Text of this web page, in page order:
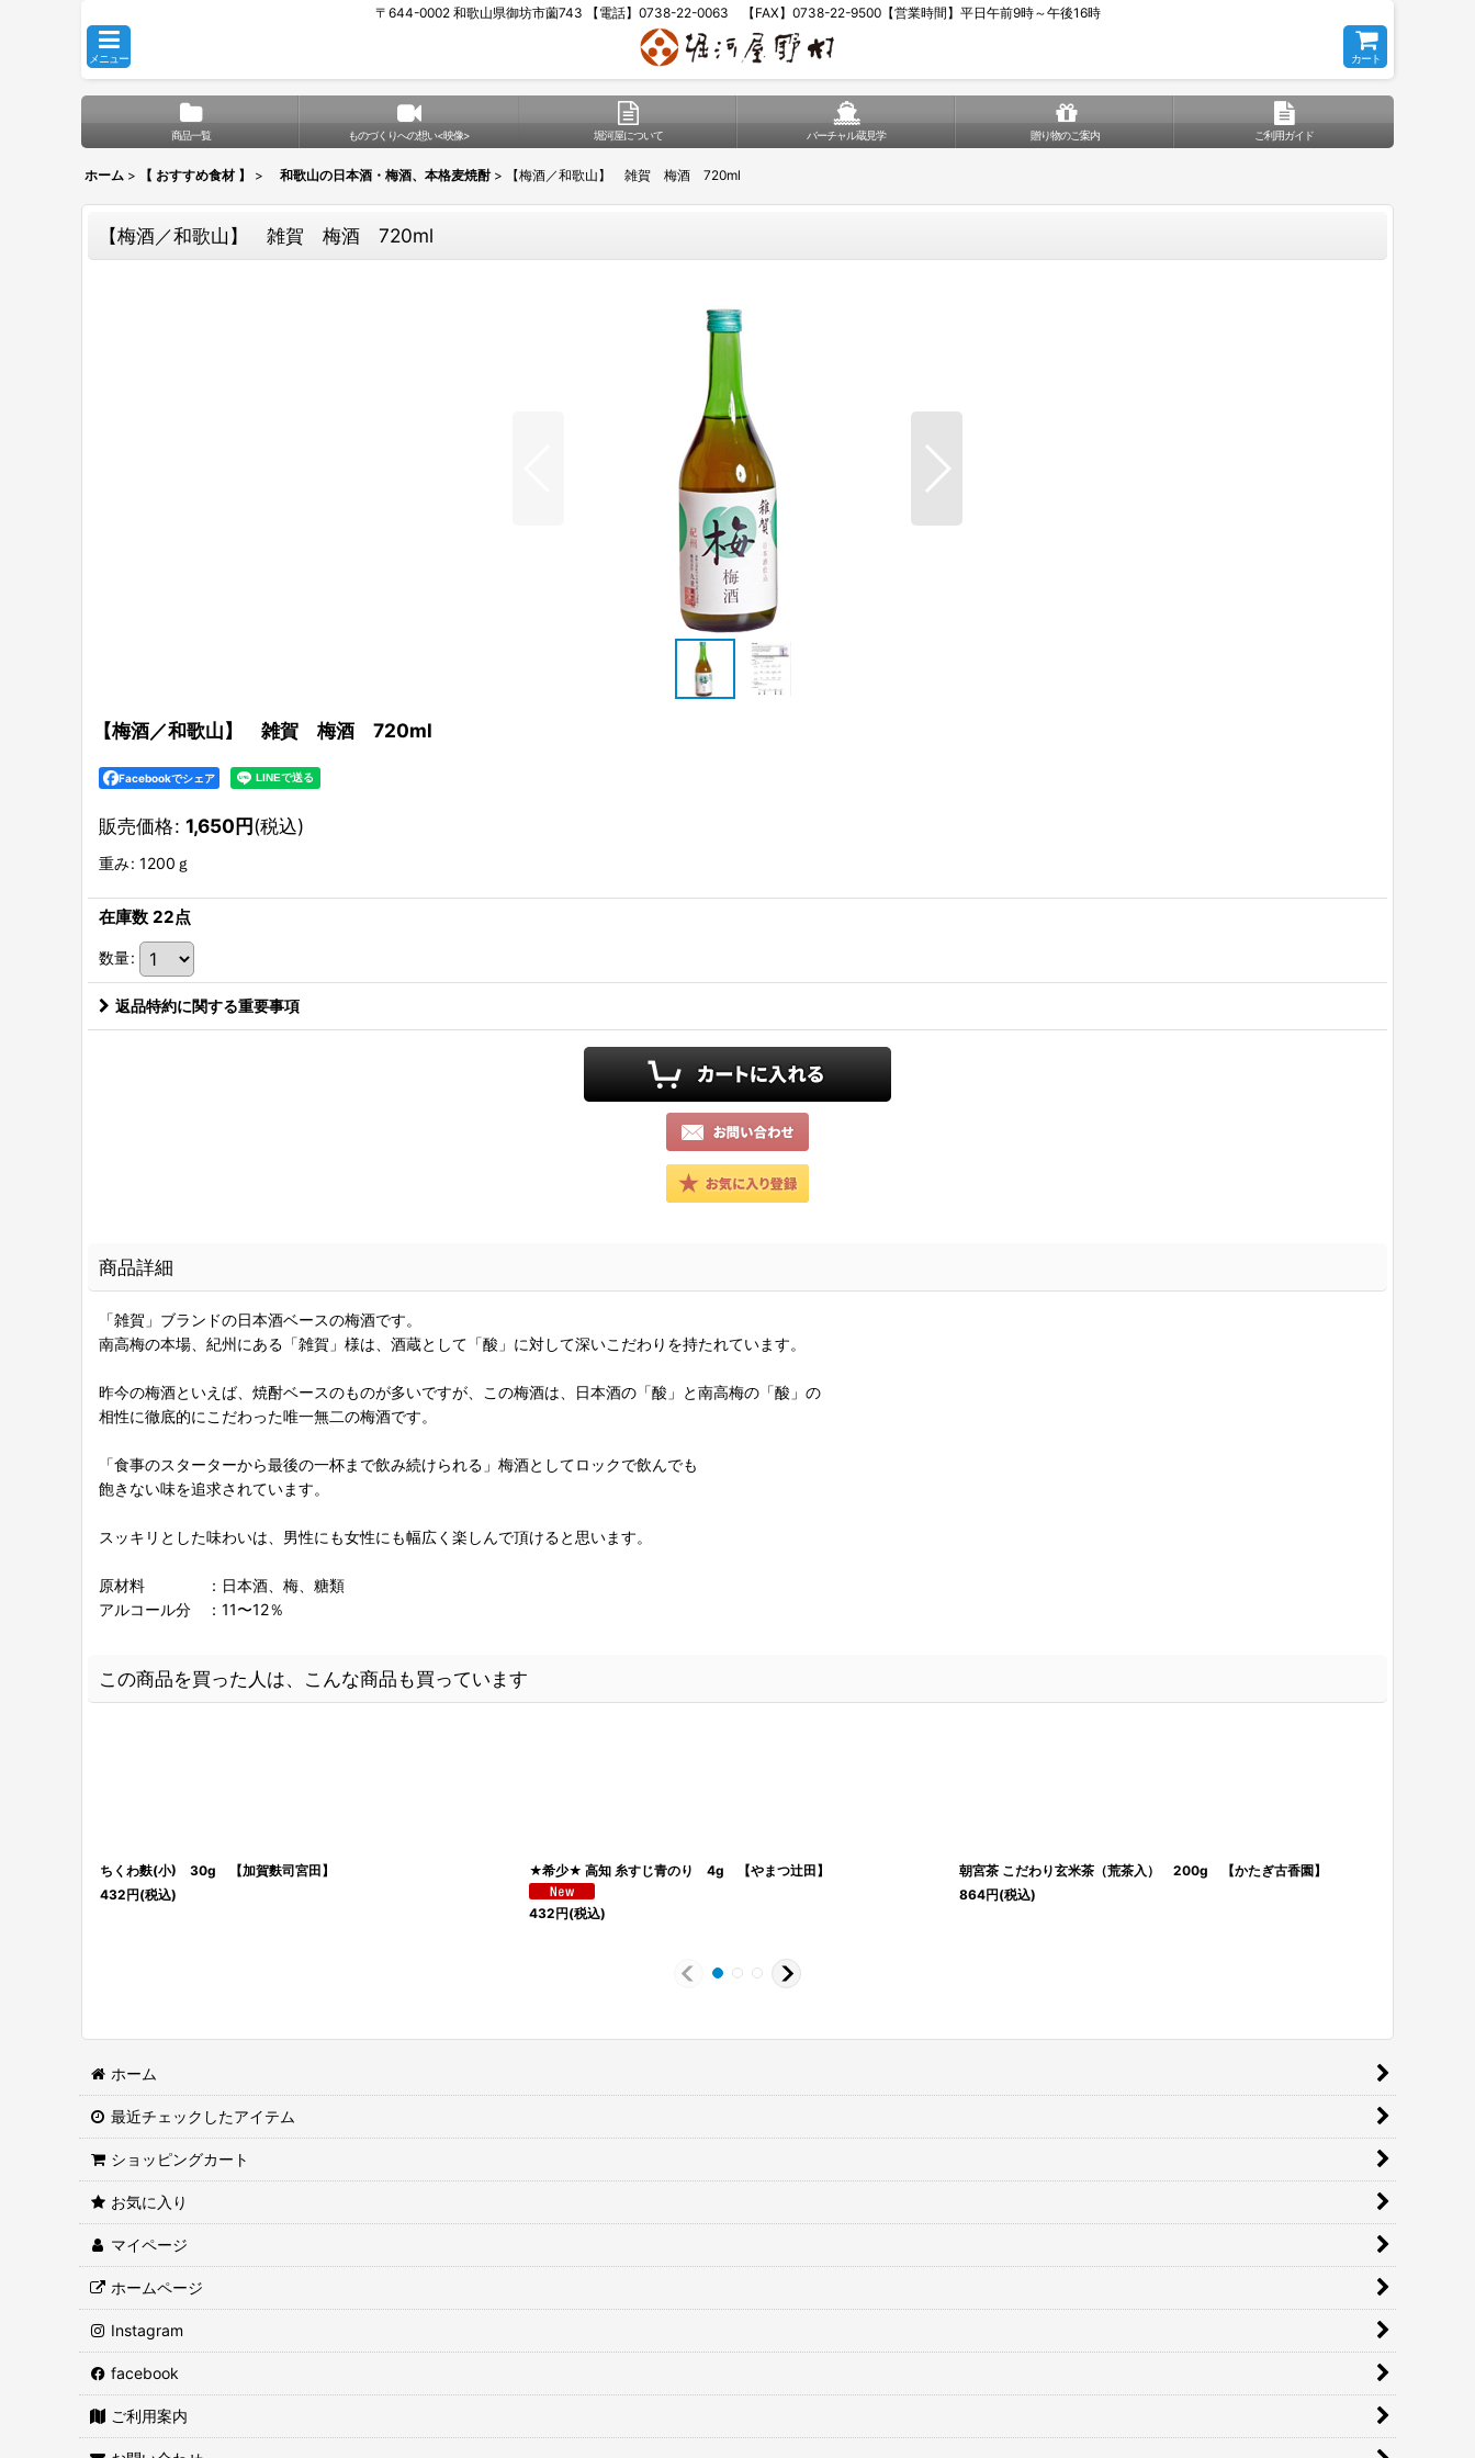
〒644-0002 和歌山県御坊市薗743 【電話】0738-22-0063 【FAX】0738-22-9500【営業時間】平日午前9時～午後16時
メニュー カート
商品一覧 ものづくりへの想い<映像> 堀河屋について バーチャル蔵見学 贈り物のご案内 ご利用ガイド
ホーム > 【 おすすめ食材 】 > 和歌山の日本酒・梅酒、本格麦焼酎 > 【梅酒／和歌山】 雑賀 梅酒 720ml
【梅酒／和歌山】 雑賀 梅酒 720ml
【梅酒／和歌山】 雑賀 梅酒 720ml
Facebookでシェア
販売価格: 1,650円(税込)
重み: 1200ｇ
在庫数 22点
数量:
返品特約に関する重要事項
商品詳細
「雑賀」ブランドの日本酒ベースの梅酒です。
南高梅の本場、紀州にある「雑賀」様は、酒蔵として「酸」に対して深いこだわりを持たれています。
昨今の梅酒といえば、焼酎ベースのものが多いですが、この梅酒は、日本酒の「酸」と南高梅の「酸」の
相性に徹底的にこだわった唯一無二の梅酒です。
「食事のスターターから最後の一杯まで飲み続けられる」梅酒としてロックで飲んでも
飽きない味を追求されています。
スッキリとした味わいは、男性にも女性にも幅広く楽しんで頂けると思います。
原材料 ：日本酒、梅、糖類
アルコール分 ：11〜12％
この商品を買った人は、こんな商品も買っています
ちくわ麩(小) 30g 【加賀麩司宮田】
432円(税込)
★希少★ 高知 糸すじ青のり 4g 【やまつ辻田】
432円(税込)
朝宮茶 こだわり玄米茶（荒茶入） 200g 【かたぎ古香園】
864円(税込)
ホーム
最近チェックしたアイテム
ショッピングカート
お気に入り
マイページ
ホームページ
Instagram
facebook
ご利用案内